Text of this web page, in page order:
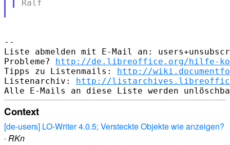
--
Liste abmelden mit E-Mail an:
Probleme? http://de.libreoffice.org/hilfe-
Tipps zu Listenmails: http://
Listenarchiv: http://
Context
[de-users] LO-Writer 4.0.5; Versteckte Objekte wie anzeigen?
· RKn